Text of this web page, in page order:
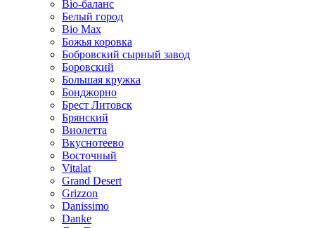
Bio-баланс
Белый город
Bio Max
Божья коровка
Бобровский сырный завод
Боровский
Большая кружка
Бонджорно
Брест Литовск
Брянский
Виолетта
Вкуснотеево
Восточный
Vitalat
Grand Desert
Grizzon
Danissimo
Danke